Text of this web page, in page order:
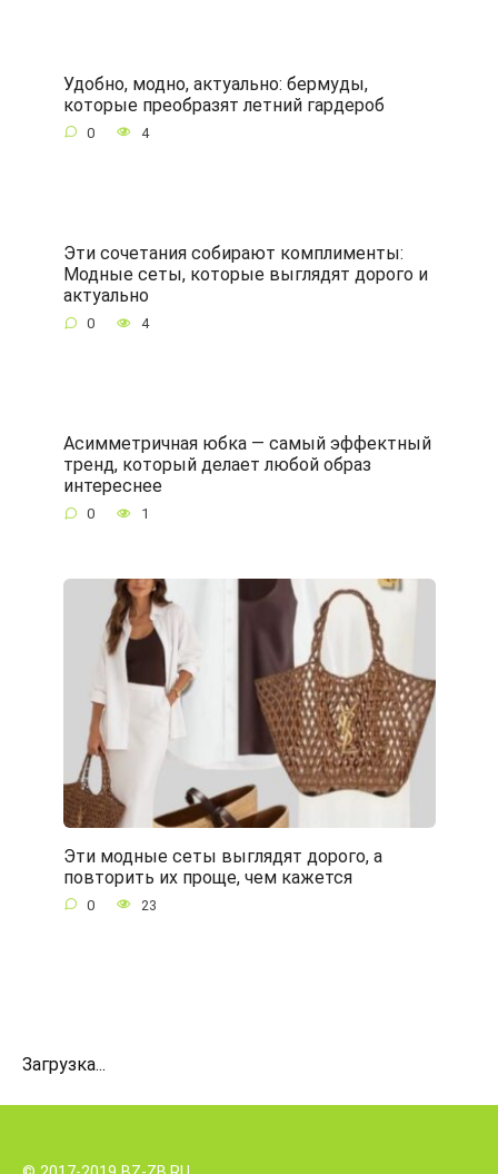
Удобно, модно, актуально: бермуды,
которые преобразят летний гардероб
0 4
Эти сочетания собирают комплименты:
Модные сеты, которые выглядят дорого и
актуально
0 4
Асимметричная юбка — самый эффектный
тренд, который делает любой образ
интереснее
0 1
Эти модные сеты выглядят дорого, а
повторить их проще, чем кажется
0 23
Загрузка...